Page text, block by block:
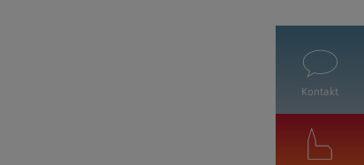
Kontakt